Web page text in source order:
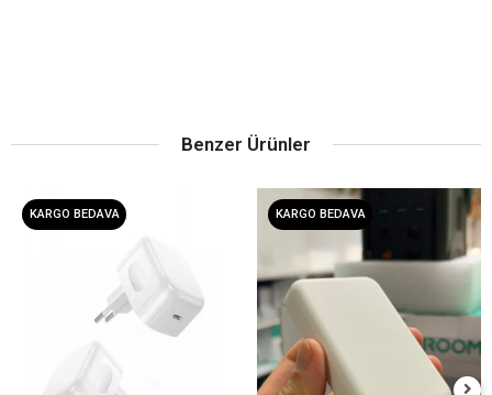
Benzer Ürünler
KARGO BEDAVA KARGO BEDAVA